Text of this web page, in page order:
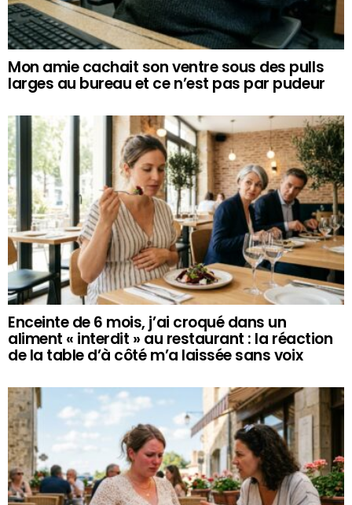
Mon amie cachait son ventre sous des pulls
larges au bureau et ce n’est pas par pudeur
Enceinte de 6 mois, j’ai croqué dans un
aliment « interdit » au restaurant : la réaction
de la table d’à côté m’a laissée sans voix